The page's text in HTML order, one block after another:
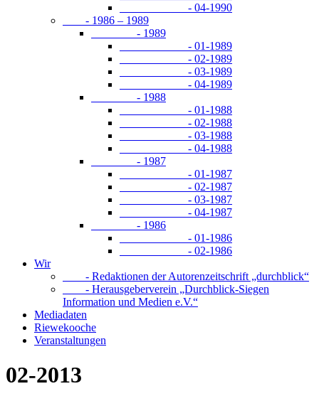
- 04-1990
- 1986 – 1989
- 1989
- 01-1989
- 02-1989
- 03-1989
- 04-1989
- 1988
- 01-1988
- 02-1988
- 03-1988
- 04-1988
- 1987
- 01-1987
- 02-1987
- 03-1987
- 04-1987
- 1986
- 01-1986
- 02-1986
Wir
- Redaktionen der Autorenzeitschrift „durchblick“
- Herausgeberverein „Durchblick-Siegen
Information und Medien e.V.“
Mediadaten
Riewekooche
Veranstaltungen
02-2013